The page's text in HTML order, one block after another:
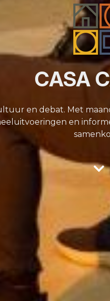
CASA
en debat. Met
en